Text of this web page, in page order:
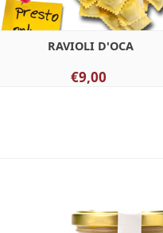
RAVIOLI D'OCA
€9,00